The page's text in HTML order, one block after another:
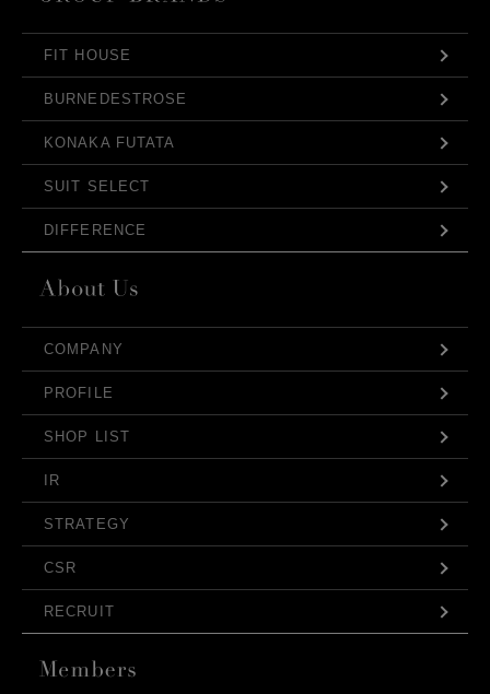
FIT HOUSE
BURNEDESTROSE
KONAKA FUTATA
SUIT SELECT
DIFFERENCE
COMPANY
PROFILE
SHOP LIST
IR
STRATEGY
CSR
RECRUIT